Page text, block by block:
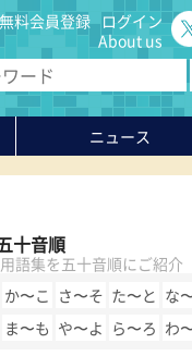
無料会員登録 ログイン
About us
ニュース
十音順
語集を五十音順にご紹介
か〜こ さ〜そ た〜と な
ま〜も や〜よ ら〜ろ わ